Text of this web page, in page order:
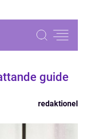
guide
redaktionel